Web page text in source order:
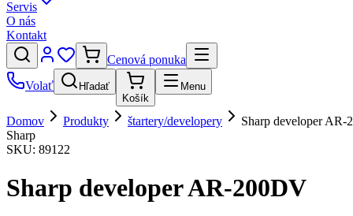
Servis
O nás
Kontakt
Cenová ponuka
Volať
Hľadať
Košík
Menu
Domov Produkty štartery/developery
Sharp developer AR-
Sharp
SKU: 89122
Sharp developer AR-200DV